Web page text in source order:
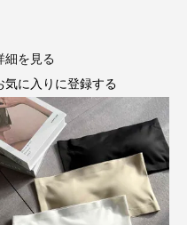
細を見る
気に入りに登録する